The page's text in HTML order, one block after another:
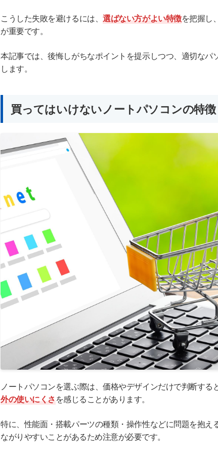
こうした失敗を避けるには、選ばない方がよい特徴を把握し
が重要です。
本記事では、後悔しがちなポイントを提示しつつ、適切なパ
します。
買ってはいけないノートパソコンの特徴
ノートパソコンを選ぶ際は、価格やデザインだけで判断す
外の使いにくさを感じることがあります。
特に、性能面・搭載パーツの種類・操作性などに問題を抱え
ながりやすいことがあるため注意が必要です。